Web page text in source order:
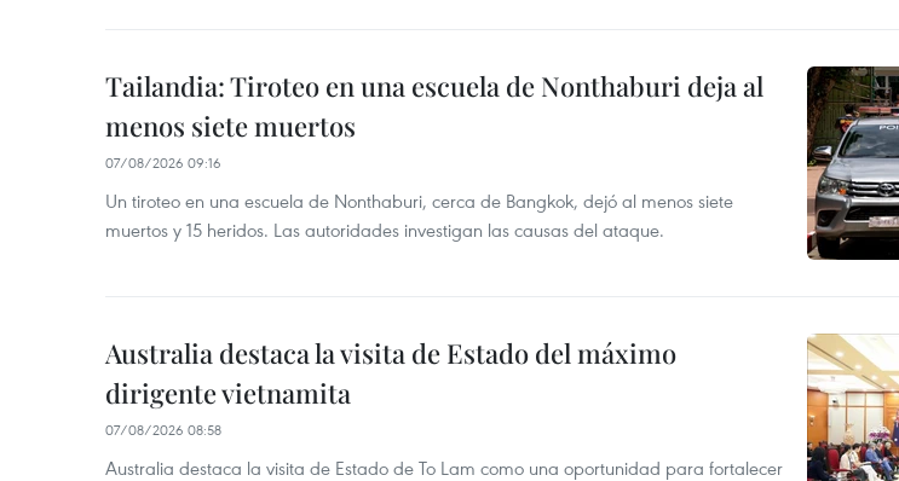
Tailandia: Tiroteo en una escuela de Nonthaburi deja al
menos siete muertos
07/08/2026 09:16
Un tiroteo en una escuela de Nonthaburi, cerca de Bangkok, dejó al menos siete
muertos y 15 heridos. Las autoridades investigan las causas del ataque.
Australia destaca la visita de Estado del máximo
dirigente vietnamita
07/08/2026 08:58
Australia destaca la visita de Estado de To Lam como una oportunidad para fortalecer